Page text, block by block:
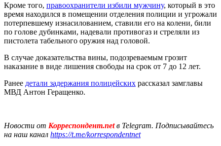
Кроме того, правоохранители избили мужчину, который в это
время находился в помещении отделения полиции и угрожали
потерпевшему изнасилованием, ставили его на колени, били
по голове дубинками, надевали противогаз и стреляли из
пистолета табельного оружия над головой.
В случае доказательства вины, подозреваемым грозит
наказание в виде лишения свободы на срок от 7 до 12 лет.
Ранее детали задержания полицейских рассказал замглавы
МВД Антон Геращенко.
Новости от Корреспондент.netв Telegram. Подписывайтесь
на наш канал https://t.me/korrespondentnet